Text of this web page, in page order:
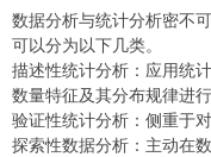
数据分析与统计分析密不
可以分为以下几类。
描述性统计分析：应用统
数量特征及其分布规律进
验证性统计分析：侧重于
探索性数据分析：主动在